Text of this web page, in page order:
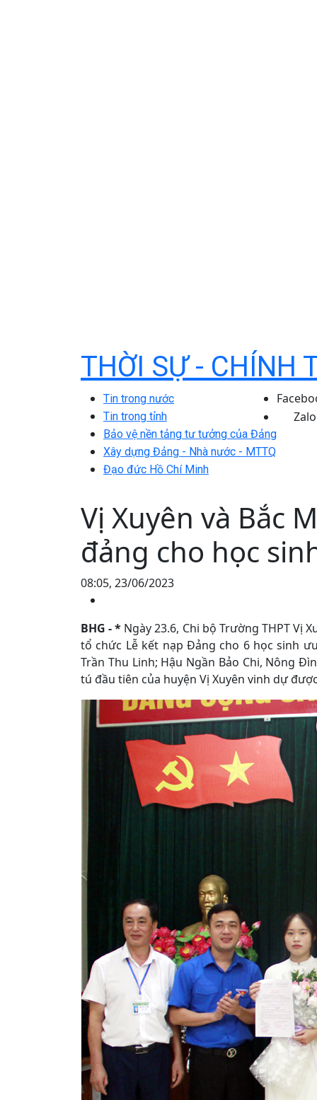
THỜI SỰ - CHÍNH
Tin trong nước
Tin trong tỉnh
Bảo vệ nền tảng tư tưởng của Đảng
Xây dựng Đảng - Nhà nước - MTTQ
Đạo đức Hồ Chí Minh
Zalo
Vị Xuyên và Bắc
đảng cho học
08:05, 23/06/2023
BHG - * Ngày 23.6, Chi bộ Trường THPT Vị
tổ chức Lễ kết nạp Đảng cho 6 học sinh
Trần Thu Linh; Hậu Ngần Bảo Chi, Nông
tú đầu tiên của huyện Vị Xuyên vinh dự